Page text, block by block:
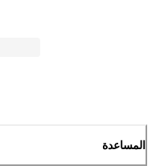
المساعدة